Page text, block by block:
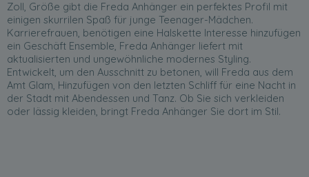
Zoll, Größe gibt die Freda Anhänger ein perfektes Profil mit
einigen skurrilen Spaß für junge Teenager-Mädchen.
Karrierefrauen, benötigen eine Halskette Interesse hinzufügen
ein Geschäft Ensemble, Freda Anhänger liefert mit
aktualisierten und ungewöhnliche modernes Styling.
Entwickelt, um den Ausschnitt zu betonen, will Freda aus dem
Amt Glam, Hinzufügen von den letzten Schliff für eine Nacht in
der Stadt mit Abendessen und Tanz. Ob Sie sich verkleiden
oder lässig kleiden, bringt Freda Anhänger Sie dort im Stil.